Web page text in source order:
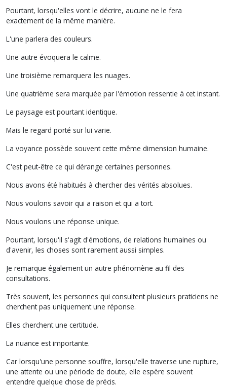
Pourtant, lorsqu'elles vont le décrire, aucune ne le fera
exactement de la même manière.
L'une parlera des couleurs.
Une autre évoquera le calme.
Une troisième remarquera les nuages.
Une quatrième sera marquée par l'émotion ressentie à cet instant.
Le paysage est pourtant identique.
Mais le regard porté sur lui varie.
La voyance possède souvent cette même dimension humaine.
C'est peut-être ce qui dérange certaines personnes.
Nous avons été habitués à chercher des vérités absolues.
Nous voulons savoir qui a raison et qui a tort.
Nous voulons une réponse unique.
Pourtant, lorsqu'il s'agit d'émotions, de relations humaines ou
d'avenir, les choses sont rarement aussi simples.
Je remarque également un autre phénomène au fil des
consultations.
Très souvent, les personnes qui consultent plusieurs praticiens ne
cherchent pas uniquement une réponse.
Elles cherchent une certitude.
La nuance est importante.
Car lorsqu'une personne souffre, lorsqu'elle traverse une rupture,
une attente ou une période de doute, elle espère souvent
entendre quelque chose de précis.